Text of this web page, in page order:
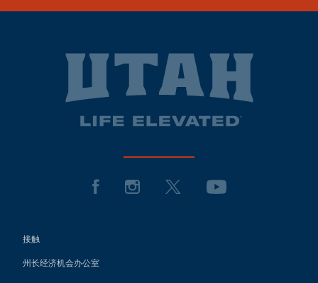
接触
州长经济机会办公室